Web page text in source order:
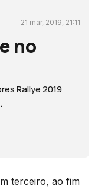
21 mar, 2019, 21:11
no
Rallye 2019
terceiro, ao fim